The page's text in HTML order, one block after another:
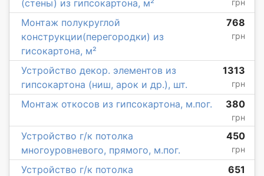
(стены) из гипсокартона, м²
грн
Монтаж полукруглой
конструкции(перегородки) из
гисокартона, м²
768
грн
Устройство декор. элементов из
гипсокартона (ниш, арок и др.), шт.
1313
грн
Монтаж откосов из гипсокартона, м.пог. 380
грн
Устройство г/к потолка
многоуровневого, прямого, м.пог.
450
грн
Устройство г/к потолка
651